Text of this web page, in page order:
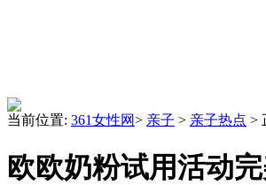
当前位置: 361女性网> 亲子 > 亲子热点 >
欧欧奶粉试用活动